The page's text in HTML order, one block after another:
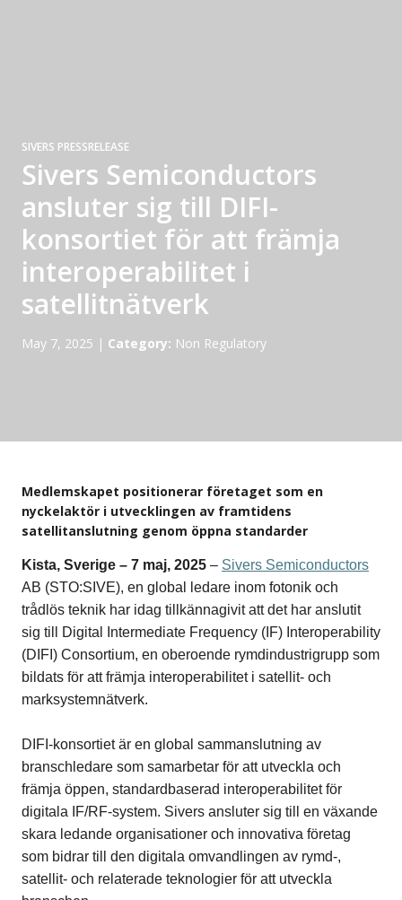
SIVERS PRESSRELEASE
Sivers Semiconductors
ansluter sig till DIFI-
konsortiet för att främja
interoperabilitet i
satellitnätverk
May 7, 2025 | Category: Non Regulatory
Medlemskapet positionerar företaget som en
nyckelaktör i utvecklingen av framtidens
satellitanslutning genom öppna standarder
Kista, Sverige – 7 maj, 2025 – Sivers Semiconductors
AB (STO:SIVE), en global ledare inom fotonik och
trådlös teknik har idag tillkännagivit att det har anslutit
sig till Digital Intermediate Frequency (IF) Interoperability
(DIFI) Consortium, en oberoende rymdindustrigrupp som
bildats för att främja interoperabilitet i satellit- och
marksystemnätverk.
DIFI-konsortiet är en global sammanslutning av
branschledare som samarbetar för att utveckla och
främja öppen, standardbaserad interoperabilitet för
digitala IF/RF-system. Sivers ansluter sig till en växande
skara ledande organisationer och innovativa företag
som bidrar till den digitala omvandlingen av rymd-,
satellit- och relaterade teknologier för att utveckla